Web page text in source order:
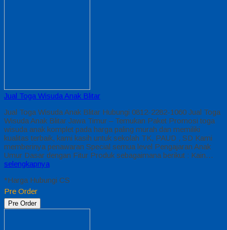
Jual Toga Wisuda Anak Blitar
Jual Toga Wisuda Anak Blitar Hubungi 0812-2282-1060 Jual Toga
Wisuda Anak Blitar Jawa Timur – Temukan Paket Promosi toga
wisuda anak komplet pada harga paling murah dan memiliki
kualitas terbaik, kami kasih untuk sekolah TK, PAUD , SD Kami
memberinya penawaran Special semua level Pengajaran Anak
Umur Dasar dengan Fitur Produk sebagaimana berikut : Kain…
selengkapnya
*Harga Hubungi CS
Pre Order
Pre Order